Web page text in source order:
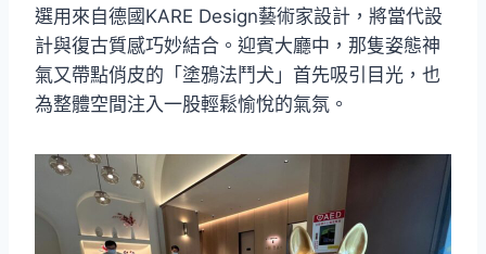
選用來自德國KARE Design藝術家設計，將當代設
計與復古質感巧妙結合。迎賓大廳中，那隻姿態神
氣又帶點俏皮的「塗鴉法鬥犬」首先吸引目光，也
為整體空間注入一股輕鬆愉悅的氣氛。